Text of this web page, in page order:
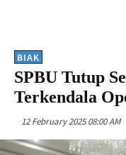
BIAK
SPBU Tutup
Terkendala
12 February 2025 08:00 AM